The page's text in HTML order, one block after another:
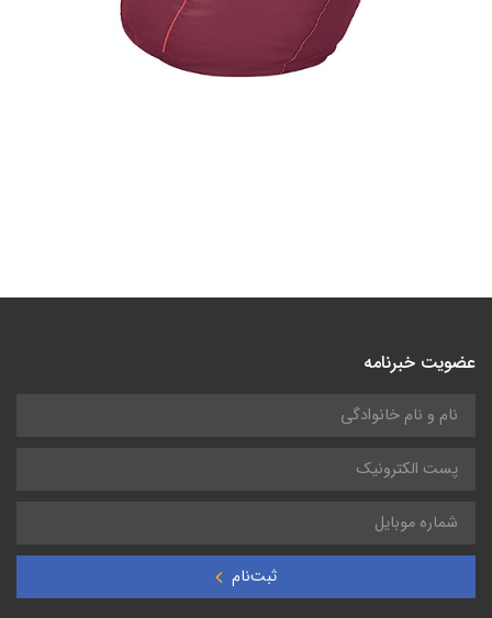
عضویت خبرنامه
ثبت‌نام